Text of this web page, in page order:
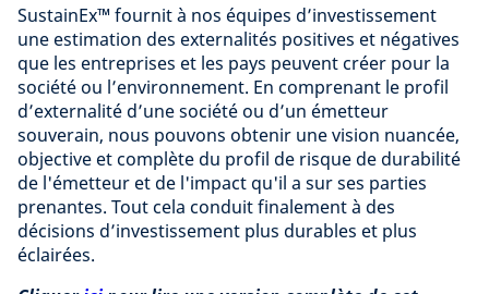
SustainEx™ fournit à nos équipes d’investissement
une estimation des externalités positives et négatives
que les entreprises et les pays peuvent créer pour la
société ou l’environnement. En comprenant le profil
d’externalité d’une société ou d’un émetteur
souverain, nous pouvons obtenir une vision nuancée,
objective et complète du profil de risque de durabilité
de l'émetteur et de l'impact qu'il a sur ses parties
prenantes. Tout cela conduit finalement à des
décisions d’investissement plus durables et plus
éclairées.